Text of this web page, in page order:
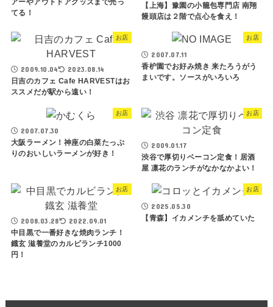
てる！
【上海】豫園の小籠包専門店 南翔
饅頭店は２階で点心を食え！
お店
2009.10.04 2023.08.14
日吉のカフェ Cafe HARVESTはお
ススメだが駅から遠い！
お店
2007.07.11
香枦園でお好み焼き 来たろうがう
まいです。ソースがいろいろ
お店
2007.07.30
大阪ラーメン！神座の白菜たっぷ
りのおいしいラーメンが好き！
お店
2009.01.17
渋谷で厚切りベーコン定食！居酒
屋 凛花のランチがなかなかよい！
お店
2008.03.28 2022.09.01
中目黒で一番好きな焼肉ランチ！
鐡玄 滋養堂のカルビランチ1000
円！
お店
2025.05.30
【青森】イカメンチを舐めていた